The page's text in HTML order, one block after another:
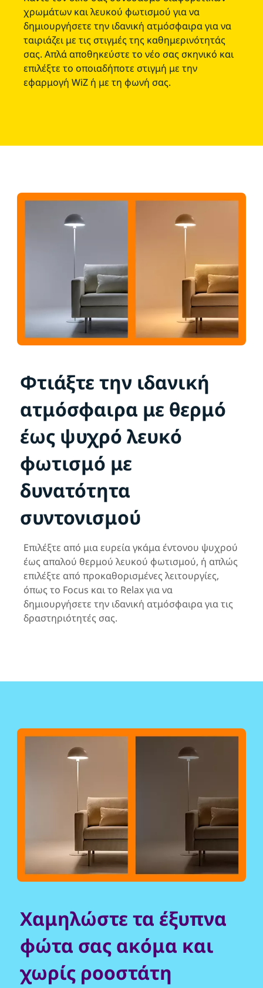
χρωμάτων και λευκού φωτισμού για να
δημιουργήσετε την ιδανική ατμόσφαιρα για να
ταιριάζει με τις στιγμές της καθημερινότητάς
σας. Απλά αποθηκεύστε το νέο σας σκηνικό και
επιλέξτε το οποιαδήποτε στιγμή με την
εφαρμογή WiZ ή με τη φωνή σας.
Φτιάξτε την ιδανική
ατμόσφαιρα με θερμό
έως ψυχρό λευκό
φωτισμό με
δυνατότητα
συντονισμού
Επιλέξτε από μια ευρεία γκάμα έντονου ψυχρού
έως απαλού θερμού λευκού φωτισμού, ή απλώς
επιλέξτε από προκαθορισμένες λειτουργίες,
όπως το Focus και το Relax για να
δημιουργήσετε την ιδανική ατμόσφαιρα για τις
δραστηριότητές σας.
Χαμηλώστε τα έξυπνα
φώτα σας ακόμα και
χωρίς ροοστάτη